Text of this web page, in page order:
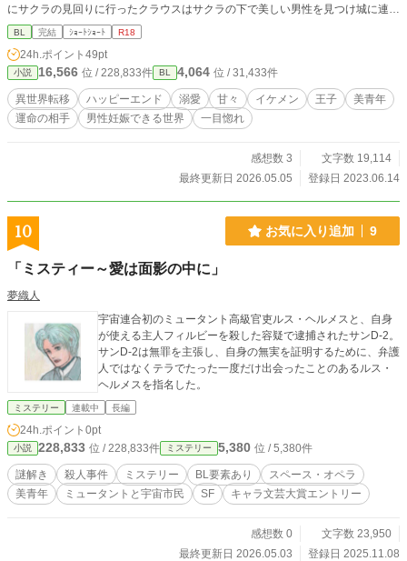
にサクラの見回りに行ったクラウスはサクラの下で美しい男性を見つけ城に連れ
帰った。 目を覚ました彼は、自分を朔来（サクラ）だと名乗り…… 運命の相手
に出会った王子と、突然この世界にやってきた朔来とのイチャラブハッピーエン
ド小説です。 他の連載小説が溜まっているのに、つい違うものを書きたくなっ
て書いてしまいましたので、すぐに終わります。 朔来視点も入れて、５話くら
いで終わるかなと思っています。 R18には※つけます。
BL 完結 ｼｮｰﾄｼｮｰﾄ R18
24h.ポイント 49pt
小説 16,566 位 / 228,833件 BL 4,064 位 / 31,433件
異世界転移 ハッピーエンド 溺愛 甘々 イケメン 王子
美青年
運命の相手
男性妊娠できる世界 一目惚れ
感想数 3
文字数 19,114
最終更新日 2026.05.05
登録日 2023.06.14
10 お気に入り追加 9
「ミスティー～愛は面影の中に」
夢織人
宇宙連合初のミュータント高級官吏ルス・ヘルメスと、自身
が使える主人フィルビーを殺した容疑で逮捕されたサンD-2。
サンD-2は無罪を主張し、自身の無実を証明するために、弁護
人ではなくテラでたった一度だけ出会ったことのあるルス・
ヘルメスを指名した。
ミステリー 連載中 長編
24h.ポイント 0pt
小説 228,833 位 / 228,833件 ミステリー 5,380 位 / 5,380件
謎解き 殺人事件 ミステリー BL要素あり
スペース・オペラ
美青年
ミュータントと宇宙市民 SF キャラ文芸大賞エントリー
感想数 0
文字数 23,950
最終更新日 2026.05.03
登録日 2025.11.08